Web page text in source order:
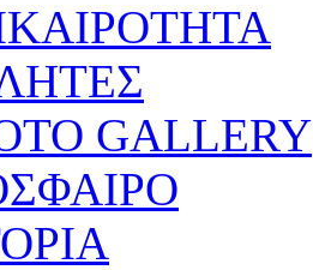
GALLERY